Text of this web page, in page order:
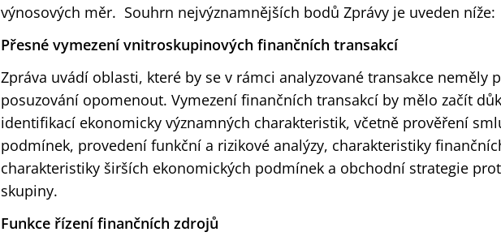
výnosových měr. Souhrn nejvýznamnějších bodů Zprávy je uveden níže:
Přesné vymezení vnitroskupinových finančních transakcí
Zpráva uvádí oblasti, které by se v rámci analyzované transakce neměly
posuzování opomenout. Vymezení finančních transakcí by mělo začít
identifikací ekonomicky významných charakteristik, včetně prověření
podmínek, provedení funkční a rizikové analýzy, charakteristiky
charakteristiky širších ekonomických podmínek a obchodní strategie
skupiny.
Funkce řízení finančních zdrojů